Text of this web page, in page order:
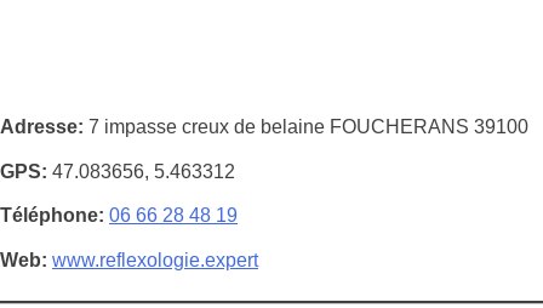
Adresse 7 impasse creux de belaine FOUCHERANS 39100
GPS 47.083656, 5.463312
Téléphone 06 66 28 48 19
Web www.reflexologie.expert